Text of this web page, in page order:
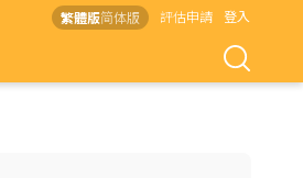
繁體版简体版 評估申請 登入